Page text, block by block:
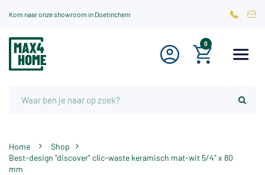
Kom naar onze showroom in Doetinchem
0
Home
Shop
Best-design "discover" clic-waste keramisch mat-wit 5/4" x 80
mm